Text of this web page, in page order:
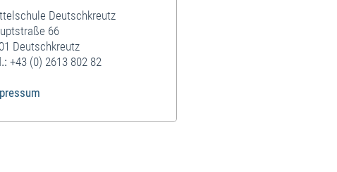
Deutschkreutz
66
Deutschkreutz
+43 (0) 2613 802 82